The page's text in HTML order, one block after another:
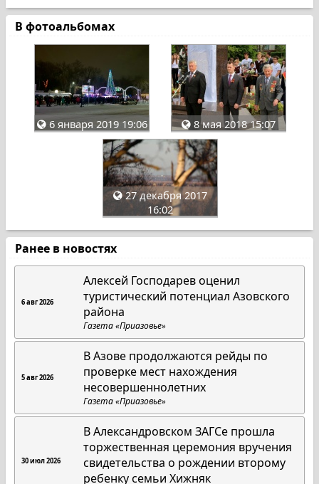
В фотоальбомах
6 января 2019 19:06 8 мая 2018 15:07
27 декабря 2017
16:02
Ранее в новостях
6 авг 2026
Алексей Господарев оценил
туристический потенциал Азовского
района
Газета «Приазовье»
5 авг 2026
В Азове продолжаются рейды по
проверке мест нахождения
несовершеннолетних
Газета «Приазовье»
30 июл 2026
В Александровском ЗАГСе прошла
торжественная церемония вручения
свидетельства о рождении второму
ребенку семьи Хижняк